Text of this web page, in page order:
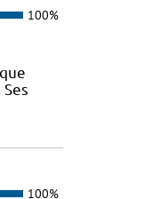
100%
100%